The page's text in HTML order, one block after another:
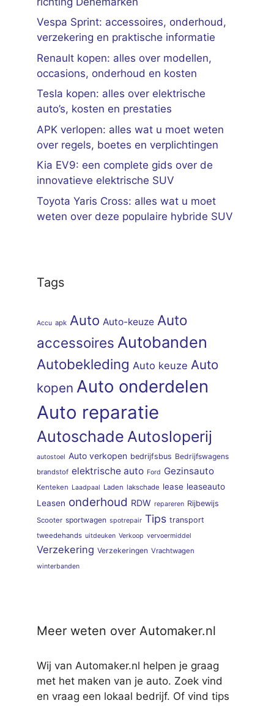
Vespa Sprint: accessoires, onderhoud,
verzekering en praktische informatie
Renault kopen: alles over modellen,
occasions, onderhoud en kosten
Tesla kopen: alles over elektrische
auto’s, kosten en prestaties
APK verlopen: alles wat u moet weten
over regels, boetes en verplichtingen
Kia EV9: een complete gids over de
innovatieve elektrische SUV
Toyota Yaris Cross: alles wat u moet
weten over deze populaire hybride SUV
Tags
Accu apk Auto Auto-keuze Auto
accessoires Autobanden
Autobekleding Auto keuze Auto
kopen Auto onderdelen
Auto reparatie
Autoschade Autosloperij
autostoel Auto verkopen bedrijfsbus Bedrijfswagens
brandstof elektrische auto Ford Gezinsauto
Kenteken Laadpaal Laden lakschade lease leaseauto
Leasen onderhoud RDW repareren Rijbewijs
Scooter sportwagen spotrepair Tips transport
tweedehands uitdeuken Verkoop vervoermiddel
Verzekering Verzekeringen Vrachtwagen
winterbanden
Meer weten over Automaker.nl
Wij van Automaker.nl helpen je graag
met het maken van je auto. Zoek vind
en vraag een lokaal bedrijf. Of vind tips